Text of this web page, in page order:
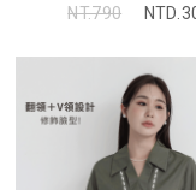
NT.790